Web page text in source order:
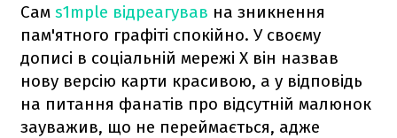
Сам s1mple відреагував на зникнення
пам'ятного графіті спокійно. У своєму
дописі в соціальній мережі X він назвав
нову версію карти красивою, а у відповідь
на питання фанатів про відсутній малюнок
зауважив, що не переймається, адже